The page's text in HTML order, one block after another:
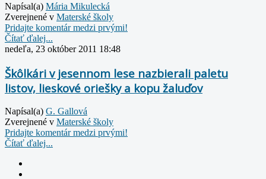
Napísal(a) Mária Mikulecká
Zverejnené v Materské školy
Pridajte komentár medzi prvými!
Čítať ďalej...
nedeľa, 23 október 2011 18:48
Škôlkári v jesennom lese nazbierali paletu
listov, lieskové oriešky a kopu žaluďov
Napísal(a) G. Gallová
Zverejnené v Materské školy
Pridajte komentár medzi prvými!
Čítať ďalej...